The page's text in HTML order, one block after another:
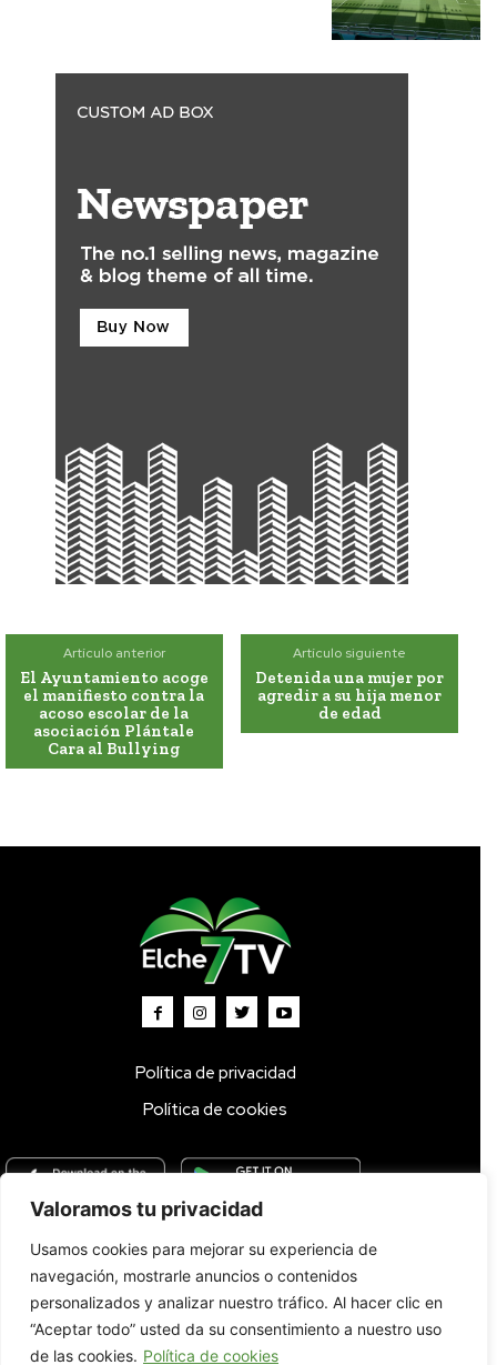
Valoramos tu privacidad
Usamos cookies para mejorar su experiencia de
navegación, mostrarle anuncios o contenidos
personalizados y analizar nuestro tráfico. Al hacer clic en
“Aceptar todo” usted da su consentimiento a nuestro uso
de las cookies. Política de cookies
Artículo anterior
El Ayuntamiento acoge
el manifiesto contra la
acoso escolar de la
asociación Plántale
Cara al Bullying
Artículo siguiente
Detenida una mujer por
agredir a su hija menor
de edad
Política de privacidad
Política de cookies
TV DIRECTO 🔴 Programas Parrilla
Radio
Bolsa de Trabajo Contacto